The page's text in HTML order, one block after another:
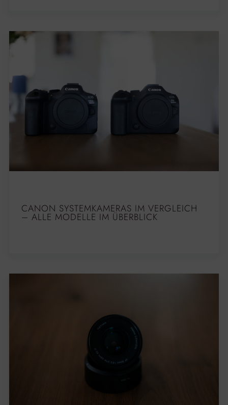
CANON SYSTEMKAMERAS IM VERGLEICH
– ALLE MODELLE IM ÜBERBLICK